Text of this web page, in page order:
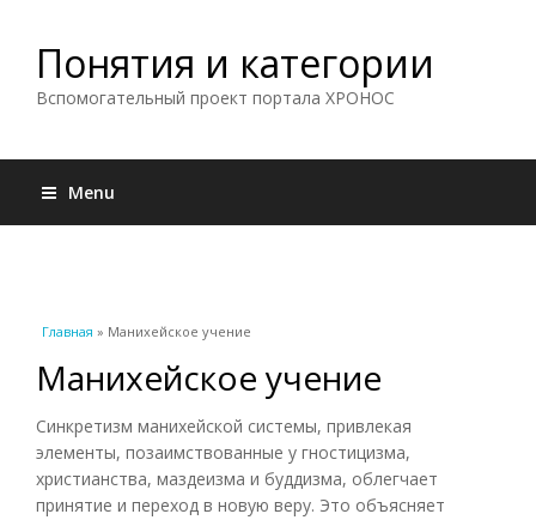
Понятия и категории
Вспомогательный проект портала ХРОНОС
Menu
Вы здесь
Главная » Манихейское учение
Манихейское учение
Синкретизм манихейской системы, привлекая
элементы, позаимствованные у гностицизма,
христианства, маздеизма и буддизма, облегчает
принятие и переход в новую веру. Это объясняет